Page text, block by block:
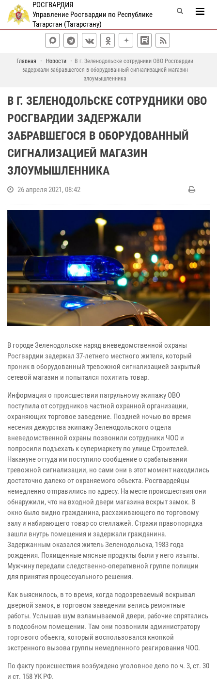
РОСГВАРДИЯ
Управление Росгвардии по Республике
Татарстан (Татарстану)
Главная Новости
В г. Зеленодольске сотрудники ОВО Росгвардии
задержали забравшегося в оборудованный сигнализацией магазин
злоумышленника
В Г. ЗЕЛЕНОДОЛЬСКЕ СОТРУДНИКИ ОВО
РОСГВАРДИИ ЗАДЕРЖАЛИ
ЗАБРАВШЕГОСЯ В ОБОРУДОВАННЫЙ
СИГНАЛИЗАЦИЕЙ МАГАЗИН
ЗЛОУМЫШЛЕННИКА
26 апреля 2021, 08:42
В городе Зеленодольске наряд вневедомственной охраны
Росгвардии задержал 37-летнего местного жителя, который
проник в оборудованный тревожной сигнализацией закрытый
сетевой магазин и попытался похитить товар.
Информация о происшествии патрульному экипажу ОВО
поступила от сотрудников частной охранной организации,
охраняющих торговое заведение. Поздней ночью во время
несения дежурства экипажу Зеленодольского отдела
вневедомственной охраны позвонили сотрудники ЧОО и
попросили подъехать к супермаркету по улице Строителей.
Накануне оттуда им поступило сообщение о срабатывании
тревожной сигнализации, но сами они в этот момент находились
достаточно далеко от охраняемого объекта. Росгвардейцы
немедленно отправились по адресу. На месте происшествия они
обнаружили, что на входной двери магазина вскрыт замок. В
окно было видно гражданина, расхаживающего по торговому
залу и набирающего товар со стеллажей. Стражи правопорядка
зашли внутрь помещения и задержали гражданина.
Задержанным оказался житель Зеленодольска, 1983 года
рождения. Похищенные мясные продукты были у него изъяты.
Мужчину передали следственно-оперативной группе полиции
для принятия процессуального решения.
Как выяснилось, в то время, когда подозреваемый вскрывал
дверной замок, в торговом заведении велись ремонтные
работы. Услышав шум взламываемой двери, рабочие спрятались
в подсобном помещении. Там они позвонили администратору
торгового объекта, который воспользовался кнопкой
экстренного вызова группы немедленного реагирования ЧОО.
По факту происшествия возбуждено уголовное дело по ч. 3, ст. 30
и ст. 158 УК РФ.